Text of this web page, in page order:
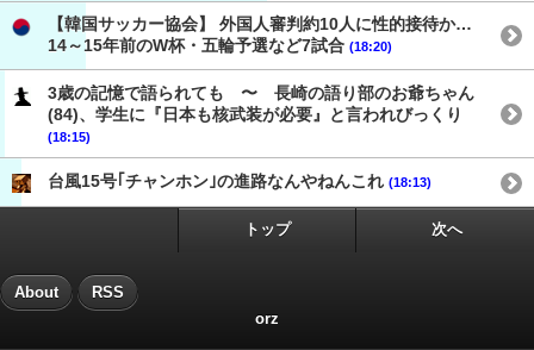
【韓国サッカー協会】 外国人審判約10人に性的接待か…
14～15年前のW杯・五輪予選など7試合 (18:20)
3歳の記憶で語られても 〜 長崎の語り部のお爺ちゃん
(84)、学生に『日本も核武装が必要』と言われびっくり
(18:15)
台風15号｢チャンホン｣の進路なんやねんこれ (18:13)
トップ 次へ
About RSS
orz